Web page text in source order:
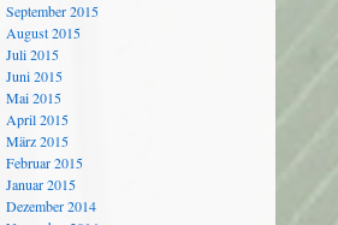
September 2015
August 2015
Juli 2015
Juni 2015
Mai 2015
April 2015
März 2015
Februar 2015
Januar 2015
Dezember 2014